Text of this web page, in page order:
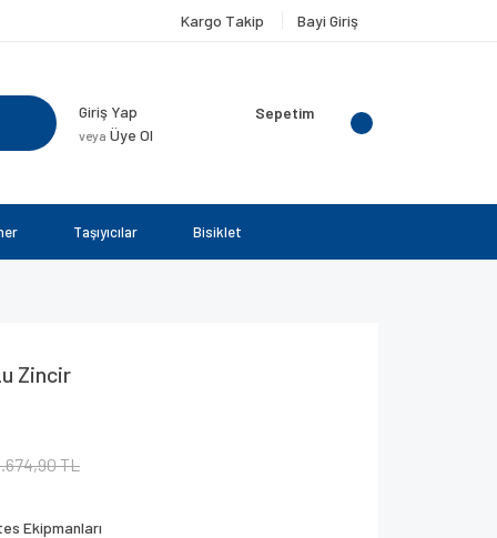
Kargo Takip Bayi Giriş
Giriş Yap
veya Üye Ol
Sepetim
Taşıyıcılar Bisiklet
Zincir
TL
Ekipmanları